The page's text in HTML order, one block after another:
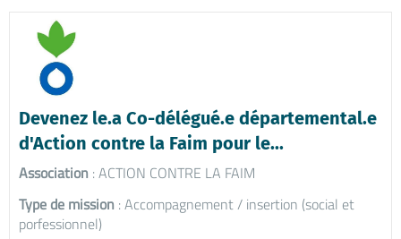
Devenez le.a Co-délégué.e départemental.e
d'Action contre la Faim pour le...
Association : ACTION CONTRE LA FAIM
Type de mission : Accompagnement / insertion (social et
porfessionnel)